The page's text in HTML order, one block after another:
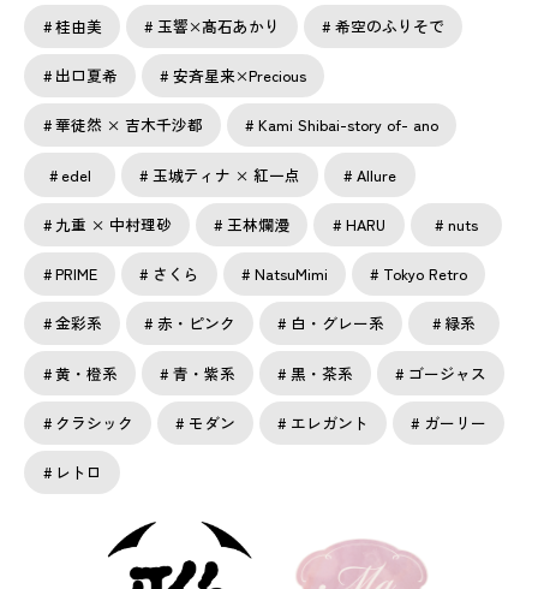
桂由美 玉響×髙石あかり 希空のふりそで
出口夏希 安斉星来×Precious
華徒然 × 吉木千沙都 Kami Shibai-story of- ano
edel 玉城ティナ × 紅一点 Allure
九重 × 中村理砂 王林爛漫 HARU nuts
PRIME さくら NatsuMimi Tokyo Retro
金彩系 赤・ピンク 白・グレー系 緑系
黄・橙系 青・紫系 黒・茶系 ゴージャス
クラシック モダン エレガント ガーリー
レトロ